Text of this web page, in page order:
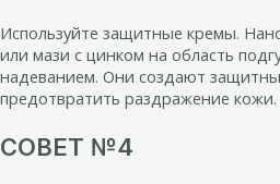
Используйте защитные кремы.
или мази с цинком на область
надеванием. Они создают
предотвратить раздражение кожи.
СОВЕТ №4